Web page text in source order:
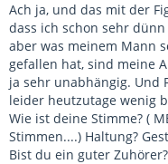
Ach ja, und das mit der
dass ich schon sehr
aber was meinem Mann
gefallen hat, sind meine
ja sehr unabhängig. Und
leider heutzutage wenig
Wie ist deine Stimme? (
Stimmen....) Haltung?
Bist du ein guter